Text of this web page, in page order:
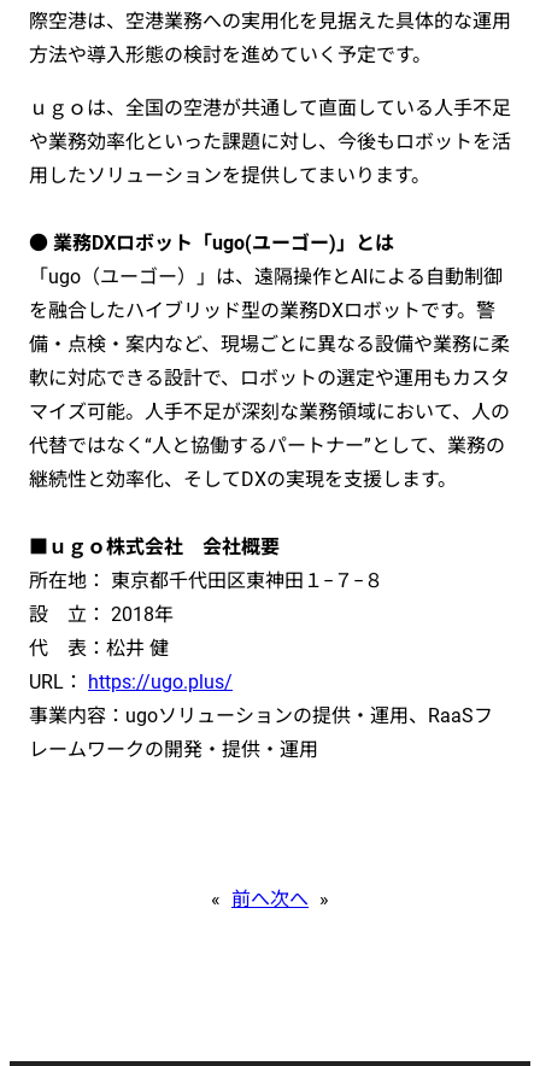
際空港は、空港業務への実用化を見据えた具体的な運用
方法や導入形態の検討を進めていく予定です。
ｕｇｏは、全国の空港が共通して直面している人手不足
や業務効率化といった課題に対し、今後もロボットを活
用したソリューションを提供してまいります。
● 業務DXロボット「ugo(ユーゴー)」とは
「ugo（ユーゴー）」は、遠隔操作とAIによる自動制御
を融合したハイブリッド型の業務DXロボットです。警
備・点検・案内など、現場ごとに異なる設備や業務に柔
軟に対応できる設計で、ロボットの選定や運用もカスタ
マイズ可能。人手不足が深刻な業務領域において、人の
代替ではなく“人と協働するパートナー”として、業務の
継続性と効率化、そしてDXの実現を支援します。
■ｕｇｏ株式会社 会社概要
所在地： 東京都千代田区東神田１−７−８
設 立： 2018年
代 表：松井 健
URL： https://ugo.plus/
事業内容：ugoソリューションの提供・運用、RaaSフ
レームワークの開発・提供・運用
« 前へ次へ »